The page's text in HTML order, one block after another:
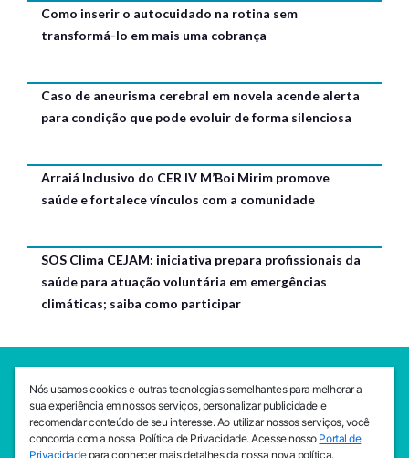
Como inserir o autocuidado na rotina sem
transformá-lo em mais uma cobrança
Caso de aneurisma cerebral em novela acende alerta
para condição que pode evoluir de forma silenciosa
Arraiá Inclusivo do CER IV M’Boi Mirim promove
saúde e fortalece vínculos com a comunidade
SOS Clima CEJAM: iniciativa prepara profissionais da
saúde para atuação voluntária em emergências
climáticas; saiba como participar
Av. da Liberdade, 765, Liberdade, São Paulo, 01503-001
(11) 3469 - 1818
INSTITUTO CEJAM
Nós usamos cookies e outras tecnologias semelhantes para melhorar a
sua experiência em nossos serviços, personalizar publicidade e
recomendar conteúdo de seu interesse. Ao utilizar nossos serviços, você
concorda com a nossa Política de Privacidade. Acesse nosso Portal de
Privacidadepara conhecer mais detalhes da nossa nova política.